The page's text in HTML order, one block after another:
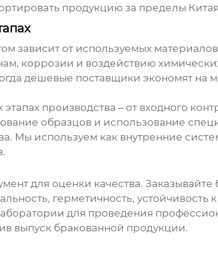
продукцию за пределы
зависит от используемых
коррозии и воздействию
дешевые поставщики экономят на
производства – от входного
образцов и использование
Мы используем как внутренние
для оценки качества.
герметичность,
для проведения
выпуск бракованной продукции.